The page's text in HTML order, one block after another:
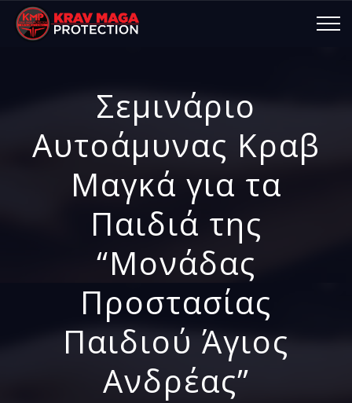
Σεμινάριο
Αυτοάμυνας Κραβ
Μαγκά για τα
Παιδιά της
“Μονάδας
Προστασίας
Παιδιού Άγιος
Ανδρέας”